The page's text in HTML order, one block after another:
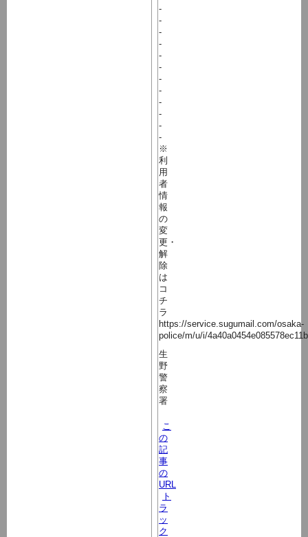
-
-
-
-
-
-
-
-
-
-
-
-
※
利
用
者
情
報
の
変
更・
解
除
は
コ
チ
ラ
https://service.sugumail.com/osaka-
police/m/u/i/
生
野
警
察
署
こ
の
記
事
の
URL
ト
ラ
ッ
ク